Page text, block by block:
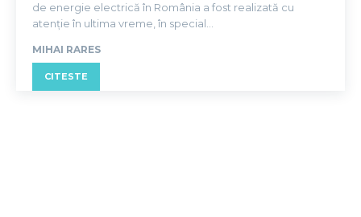
de energie electrică în România a fost realizată cu
atenție în ultima vreme, în special...
MIHAI RARES
CITESTE